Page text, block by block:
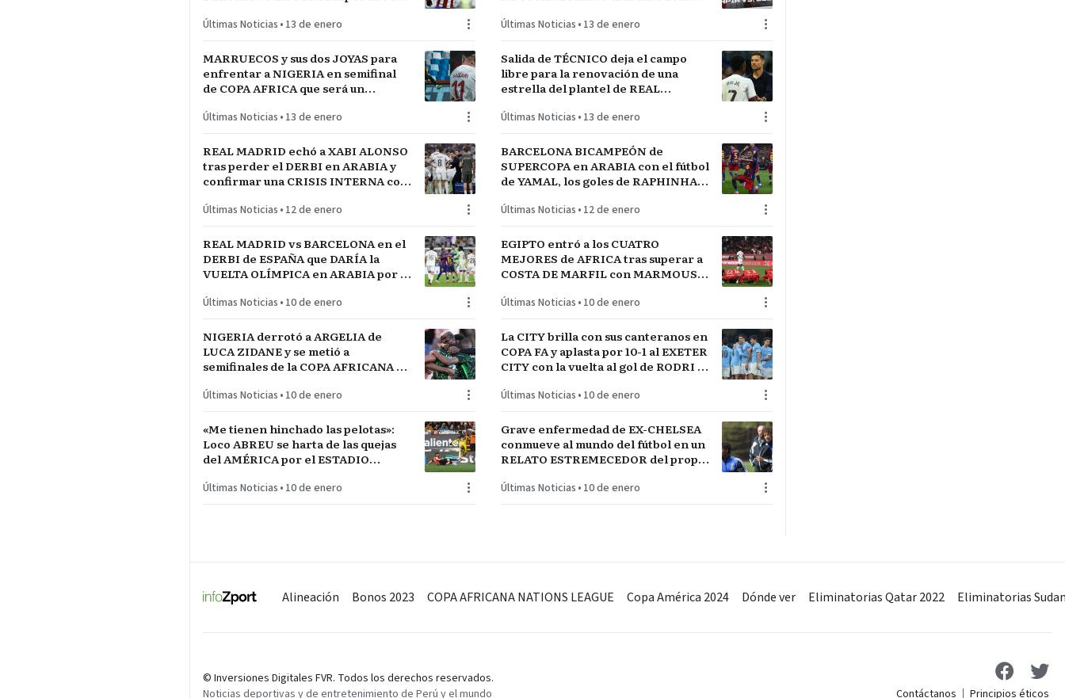
Últimas Noticias • 13 de enero
Últimas Noticias • 13 de enero
MARRUECOS y sus dos JOYAS para
enfrentar a NIGERIA en semifinal
de COPA AFRICA que será un
reservado
Últimas Noticias • 13 de enero
Salida de TÉCNICO deja el campo
libre para la renovación de una
estrella del plantel de REAL
Últimas Noticias • 13 de enero
REAL MADRID echó a XABI ALONSO
tras perder el DERBI en ARABIA y
confirmar una CRISIS INTERNA con
Últimas Noticias • 12 de enero
BARCELONA BICAMPEÓN de
SUPERCOPA en ARABIA con el fútbol
de YAMAL, los goles de RAPHINHA y
Últimas Noticias • 12 de enero
REAL MADRID vs BARCELONA en el
DERBI de ESPAÑA que DARÍA la
VUELTA OLÍMPICA en ARABIA por el
Últimas Noticias • 10 de enero
EGIPTO entró a los CUATRO
MEJORES de AFRICA tras superar a
COSTA DE MARFIL con MARMOUSH
Últimas Noticias • 10 de enero
NIGERIA derrotó a ARGELIA de
LUCA ZIDANE y se metió a
semifinales de la COPA AFRICANA de
Últimas Noticias • 10 de enero
La CITY brilla con sus canteranos en
COPA FA y aplasta por 10-1 al EXETER
CITY con la vuelta al gol de RODRI y
Últimas Noticias • 10 de enero
«Me tienen hinchado las pelotas»:
Loco ABREU se harta de las quejas
del AMÉRICA por el ESTADIO
Últimas Noticias • 10 de enero
Grave enfermedad de EX-CHELSEA
conmueve al mundo del fútbol en un
RELATO ESTREMECEDOR del propio
Últimas Noticias • 10 de enero
Alineación Bonos 2023 COPA AFRICANA NATIONS LEAGUE Copa América 2024 Dónde ver Eliminatorias Qatar 2022 Eliminatorias
© Inversiones Digitales FVR. Todos los derechos reservados.
Noticias deportivas y de entretenimiento de Perú y el mundo
Contáctanos Principios éticos